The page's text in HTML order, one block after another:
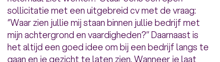
sollicitatie met een uitgebreid cv met de vraag:
‘’Waar zien jullie mij staan binnen jullie bedrijf met
mijn achtergrond en vaardigheden?’’ Daarnaast is
het altijd een goed idee om bij een bedrijf langs te
gaan en je gezicht te laten zien. Wanneer je laat